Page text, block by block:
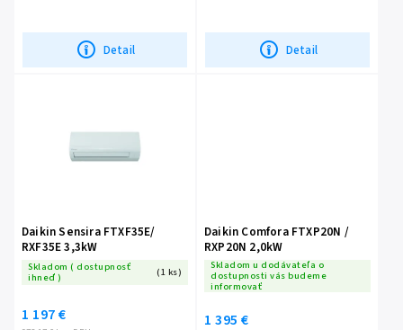
Detail Detail
Daikin Sensira FTXF35E/
RXF35E 3,3kW
Skladom ( dostupnosť
ihneď )
(1 ks)
1 197 €
Daikin Comfora FTXP20N /
RXP20N 2,0kW
Skladom u dodávateľa o
dostupnosti vás budeme
informovať
1 395 €